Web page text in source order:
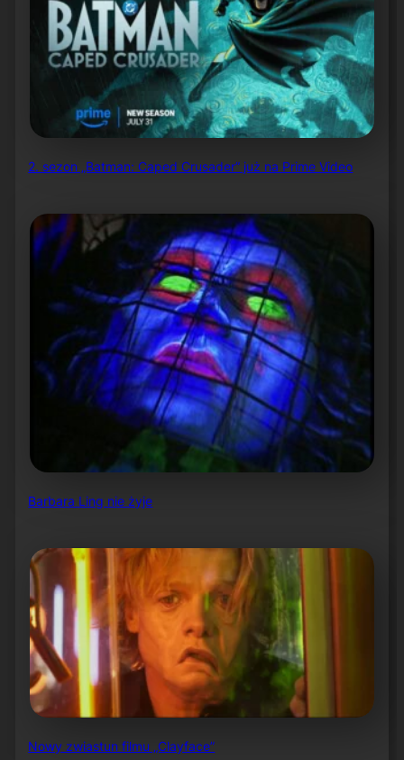
2. sezon „Batman: Caped Crusader” już na Prime Video
Barbara Ling nie żyje
Nowy zwiastun filmu „Clayface”